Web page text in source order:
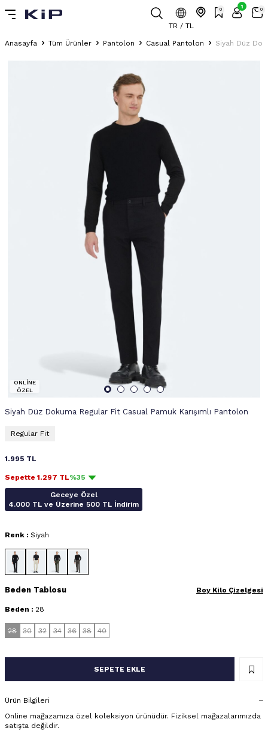
TR / TL
0 1 0
Anasayfa Tüm Ürünler Pantolon Casual Pantolon Siyah Düz
ONLİNE
ÖZEL
Siyah Düz Dokuma Regular Fit Casual Pamuk Karışımlı Pantolon
Regular Fit
1.995 TL
Sepette 1.297 TL%35
Geceye Özel
4.000 TL ve Üzerine 500 TL İndirim
Renk : Siyah
Beden Tablosu Boy Kilo Çizelgesi
Beden : 28
28 30 32 34 36 38 40
SEPETE EKLE
Ürün Bilgileri
Online mağazamıza özel koleksiyon ürünüdür. Fiziksel mağazalarımızda
satışta değildir.